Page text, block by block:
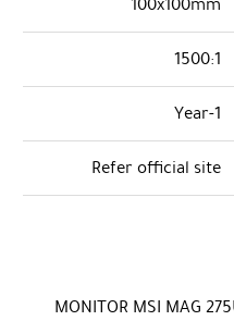
1500:1
1-Year
Refer official site
MONITOR MSI MAG